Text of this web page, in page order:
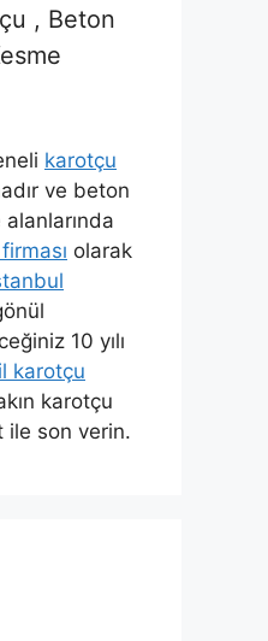
, Beton
karotçu
ve beton
olarak
10 yılı
karotçu
karotçu
ile son verin.